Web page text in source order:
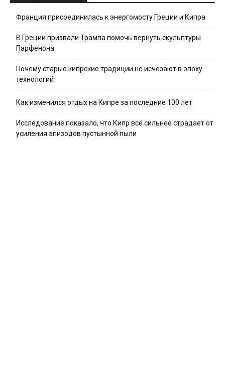
Франция присоединилась к энергомосту Греции и Кипра
В Греции призвали Трампа помочь вернуть скульптуры
Парфенона
Почему старые кипрские традиции не исчезают в эпоху
технологий
Как изменился отдых на Кипре за последние 100 лет
Исследование показало, что Кипр всё сильнее страдает от
усиления эпизодов пустынной пыли